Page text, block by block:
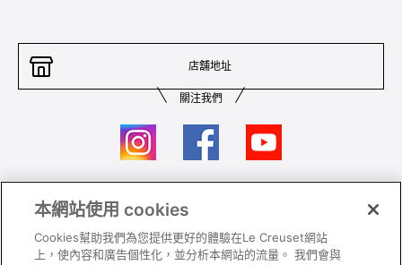
店舖地址
關注我們
聯絡我們
私隱政策 保養及使用
本網站使用 cookies
Cookies幫助我們為您提供更好的體驗在Le Creuset網站
上，使內容和廣告個性化，並分析本網站的流量。 我們會與